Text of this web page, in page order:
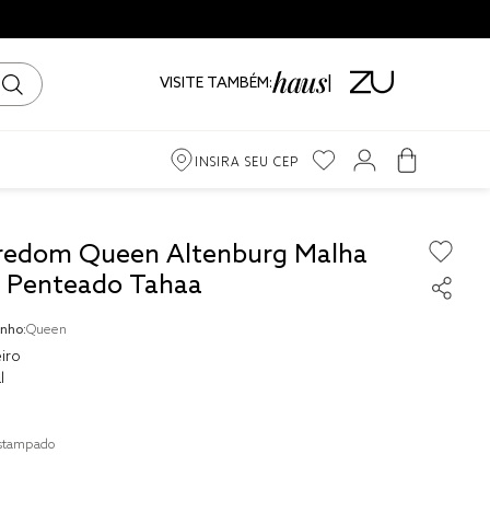
VISITE TAMBÉM:
INSIRA SEU CEP
Queen Altenburg Malha
Penteado Tahaa
Queen